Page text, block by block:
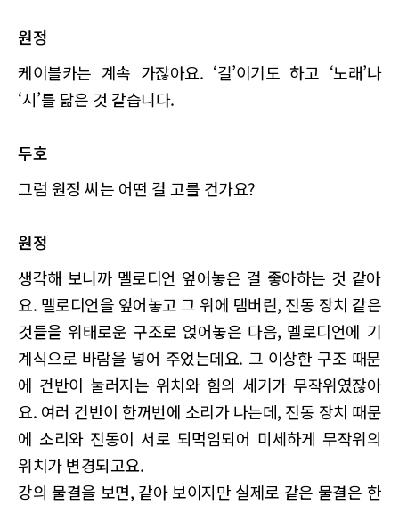
원정
케이블카는 계속 가잖아요. ‘길’이기도 하고 ‘노래’나
‘시’를 닮은 것 같습니다.
두호
그럼 원정 씨는 어떤 걸 고를 건가요?
원정
생각해 보니까 멜로디언 엎어놓은 걸 좋아하는 것 같아
요. 멜로디언을 엎어놓고 그 위에 탬버린, 진동 장치 같은
것들을 위태로운 구조로 얹어놓은 다음, 멜로디언에 기
계식으로 바람을 넣어 주었는데요. 그 이상한 구조 때문
에 건반이 눌러지는 위치와 힘의 세기가 무작위였잖아
요. 여러 건반이 한꺼번에 소리가 나는데, 진동 장치 때문
에 소리와 진동이 서로 되먹임되어 미세하게 무작위의
위치가 변경되고요.
강의 물결을 보면, 같아 보이지만 실제로 같은 물결은 한